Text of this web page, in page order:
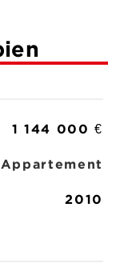
1 144 000 €
Appartement
2010